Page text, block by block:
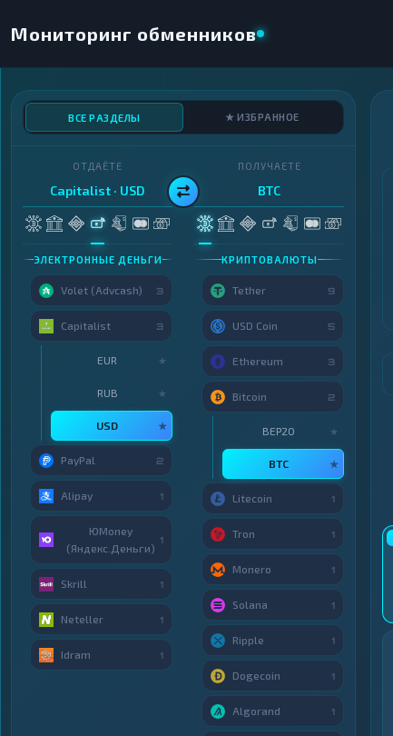
Мониторинг обменников
ВСЕ РАЗДЕЛЫ ★ ИЗБРАННОЕ
ОТДАЁТЕ
Capitalist · USD
ЭЛЕКТРОННЫЕ ДЕНЬГИ
Volet (Advcash) 3
Capitalist 3
EUR ★
RUB ★
USD ★
PayPal 2
Alipay 1
ЮMoney
(Яндекс.Деньги)
1
Skrill 1
Neteller 1
Idram 1
ПОЛУЧАЕТЕ
BTC
КРИПТОВАЛЮТЫ
Tether 9
USD Coin 5
Ethereum 3
Bitcoin 2
BEP20 ★
BTC ★
Litecoin 1
Tron 1
Monero 1
Solana 1
Ripple 1
Dogecoin 1
Algorand 1